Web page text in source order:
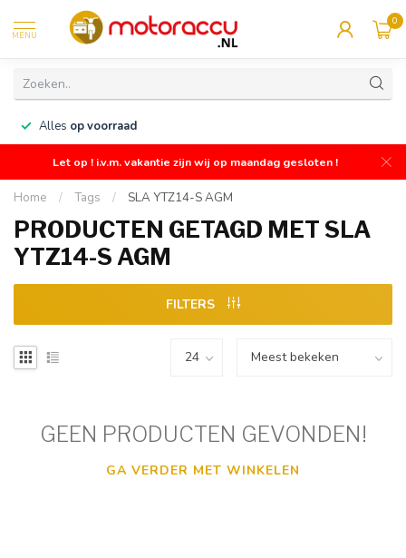
MENU
0
Alles op voorraad
Let op ! i.v.m. vakantie zijn wij op maandag gesloten !
Home / Tags / SLA YTZ14-S AGM
PRODUCTEN GETAGD MET SLA
YTZ14-S AGM
FILTERS
GEEN PRODUCTEN GEVONDEN!
GA VERDER MET WINKELEN